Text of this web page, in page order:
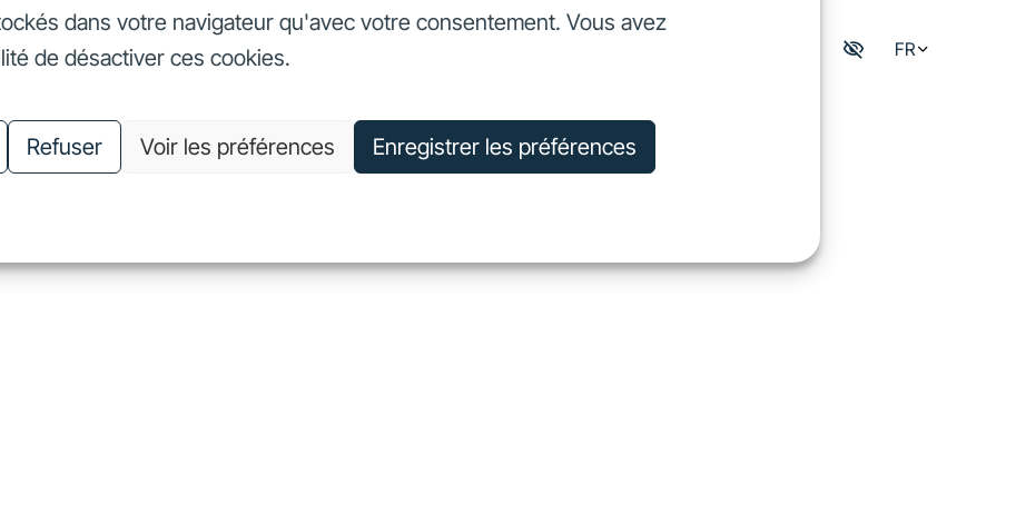
dans votre navigateur qu'avec votre consentement. Vous avez
de désactiver ces cookies.
Refuser Voir les préférences Enregistrer les préférences
Nos engagements
Nos engagements
Nous connaître FR